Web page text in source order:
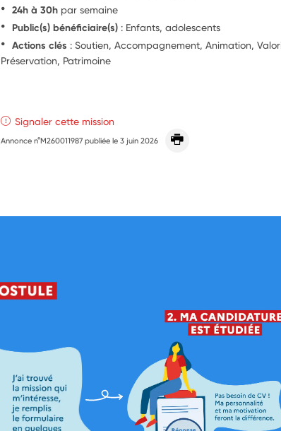
24h à 30h par semaine
Public(s) bénéficiaire(s) : Enfants, adolescents
Actions clés : Soutien, Accompagnement, Animation,
Préservation, Patrimoine
Signaler cette mission
Annonce n°M260011987 publiée le3 juin 2026